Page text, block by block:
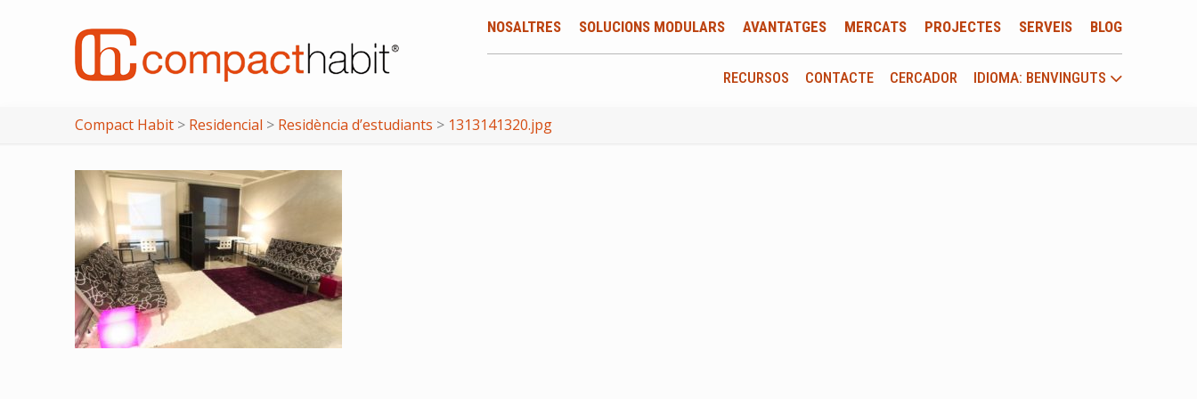
NOSALTRES SOLUCIONS MODULARS AVANTATGES MERCATS PROJECTES SERVEIS BLOG
RECURSOS CONTACTE CERCADOR IDIOMA: BENVINGUTS
Compact Habit > Residencial > Residència d’estudiants > 1313141320.jpg